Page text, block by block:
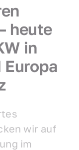
heute
in
wir auf
im